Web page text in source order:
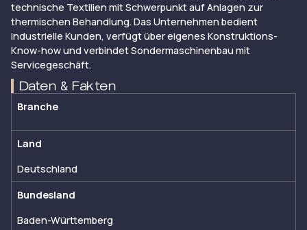
technische Textilien mit Schwerpunkt auf Anlagen zur
thermischen Behandlung. Das Unternehmen bedient
industrielle Kunden, verfügt über eigenes Konstruktions-
Know-how und verbindet Sondermaschinenbau mit
Servicegeschäft.
Daten & Fakten
Branche
Land
Deutschland
Bundesland
Baden-Württemberg